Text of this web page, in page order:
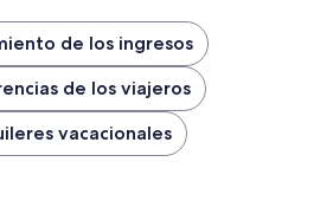
de los ingresos
de los viajeros
vacacionales